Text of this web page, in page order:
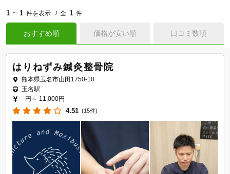
1 ~ 1 件を表示 全 1 件
おすすめ順 価格が安い順 口コミ数順
はりねずみ鍼灸整骨院
熊本県玉名市山田1750-10
玉名駅
- 円～ 11,000円
4.51 (15件)